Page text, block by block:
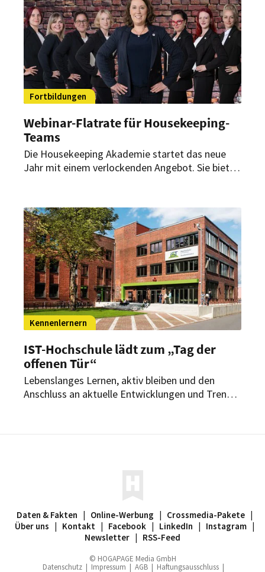
Fortbildungen
Webinar-Flatrate für Housekeeping-
Teams
Die Housekeeping Akademie startet das neue
Jahr mit einem verlockenden Angebot. Sie bietet
davon profitieren.
Kennenlernern
IST-Hochschule lädt zum „Tag der
offenen Tür“
Lebenslanges Lernen, aktiv bleiben und den
Anschluss an aktuelle Entwicklungen und Trends
Daten & Fakten | Online-Werbung | Crossmedia-Pakete |
Über uns | Kontakt | Facebook | LinkedIn | Instagram |
Newsletter | RSS-Feed
© HOGAPAGE Media GmbH
Datenschutz | Impressum | AGB | Haftungsausschluss |